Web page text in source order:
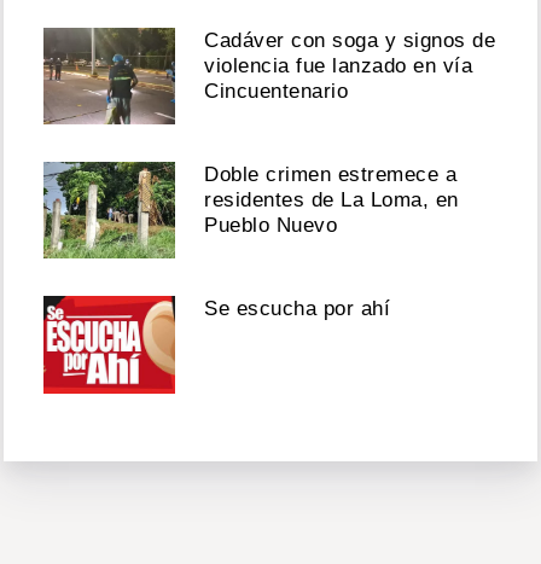
Cadáver con soga y signos de
violencia fue lanzado en vía
Cincuentenario
Doble crimen estremece a
residentes de La Loma, en
Pueblo Nuevo
Se escucha por ahí